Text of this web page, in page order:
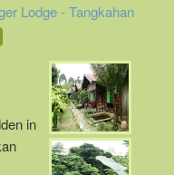
Lodge - Tangkahan
in